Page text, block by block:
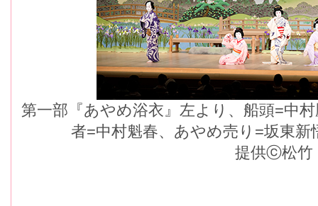
第一部『あやめ浴衣』左より、船頭=中
者=中村魁春、あやめ売り=坂東新
提供ⓒ松竹